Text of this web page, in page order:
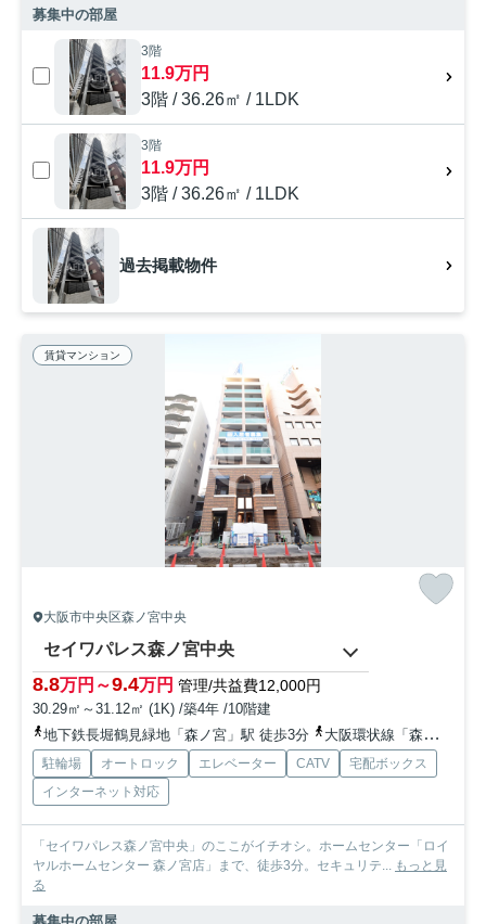
募集中の部屋
3階
11.9万円
3階 / 36.26㎡ / 1LDK
3階
11.9万円
3階 / 36.26㎡ / 1LDK
過去掲載物件
賃貸マンション
大阪市中央区森ノ宮中央
セイワパレス森ノ宮中央
8.8万円～9.4万円 管理/共益費12,000円
30.29㎡～31.12㎡ (1K) /築4年 /10階建
地下鉄長堀鶴見緑地「森ノ宮」駅 徒歩3分
大阪環状線「森ノ宮」駅 徒歩3分
駐輪場 オートロック エレベーター CATV
宅配ボックス
インターネット対応
「セイワパレス森ノ宮中央」のここがイチオシ。ホームセンター「ロイ
ヤルホームセンター 森ノ宮店」まで、徒歩3分。セキュリテ... もっと見
る